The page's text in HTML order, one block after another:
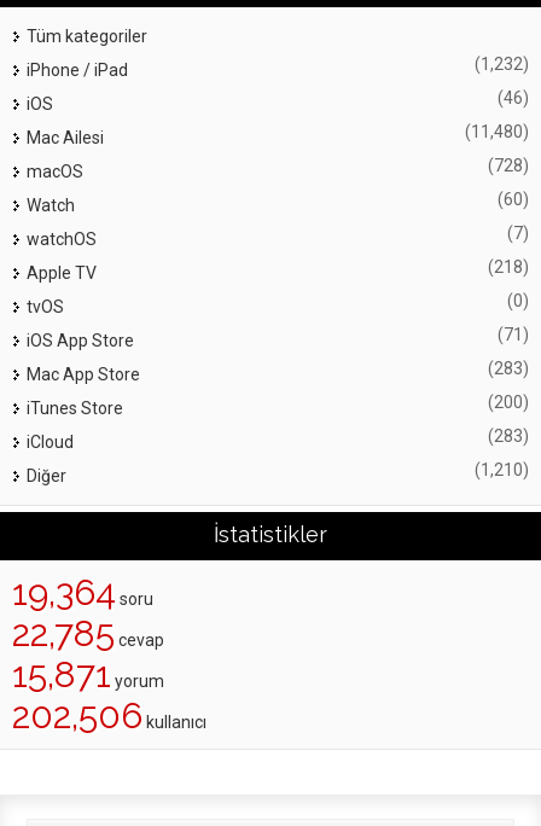
Tüm kategoriler
iPhone / iPad
(1,232)
iOS (46)
Mac Ailesi (11,480)
macOS (728)
Watch (60)
watchOS (7)
Apple TV (218)
tvOS (0)
iOS App Store (71)
Mac App Store (283)
iTunes Store (200)
iCloud (283)
Diğer (1,210)
İstatistikler
19,364 soru
22,785 cevap
15,871 yorum
202,506 kullanıcı